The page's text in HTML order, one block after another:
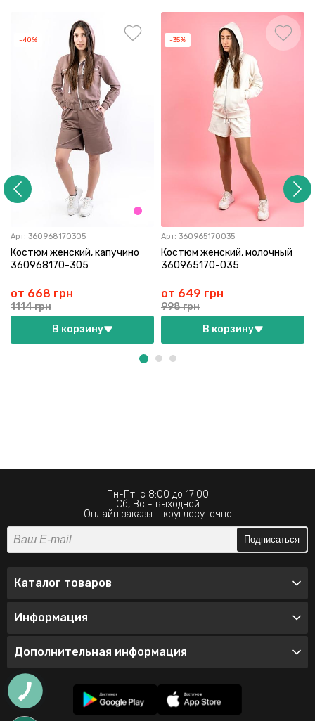
-40%
Арт: 360968170305
Костюм женский, капучино
360968170-305
от 668 грн
1114 грн
В корзину
-35%
Арт: 360965170035
Костюм женский, молочный
360965170-035
от 649 грн
998 грн
В корзину
Пн-Пт: с 8:00 до 17:00
Сб, Вс - выходной
Онлайн заказы - круглосуточно
Подписаться
Каталог товаров
Информация
Дополнительная информация